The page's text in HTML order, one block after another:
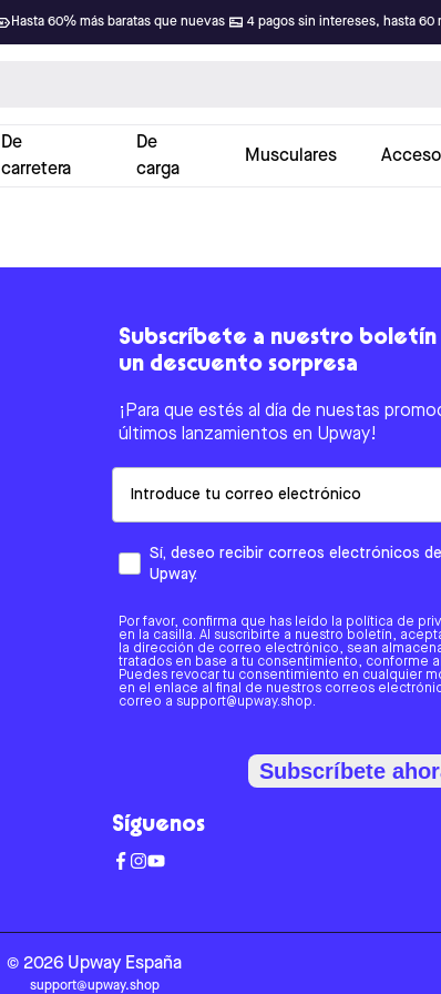
Hasta 60% más baratas que nuevas 4 pagos sin intereses, hasta 60
De
carretera
De
carga
Musculares
Subscríbete a nuestro boletín
un descuento sorpresa
¡Para que estés al día de nuestas
últimos lanzamientos en Upway!
Sí, deseo recibir correos electrónicos
Upway.
Por favor, confirma que has leído la política de
en la casilla. Al suscribirte a nuestro boletín,
la dirección de correo electrónico, sean
tratados en base a tu consentimiento, conforme al
Puedes revocar tu consentimiento en cualquier
en el enlace al final de nuestros correos
correo a support@upway.shop.
Subscríbete
Síguenos
© 2026 Upway España
support@upway.shop